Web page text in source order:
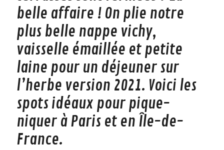
belle affaire ! On plie notre
plus belle nappe vichy,
vaisselle émaillée et petite
laine pour un déjeuner sur
l’herbe version 2021. Voici les
spots idéaux pour pique-
niquer à Paris et en Île-de-
France.